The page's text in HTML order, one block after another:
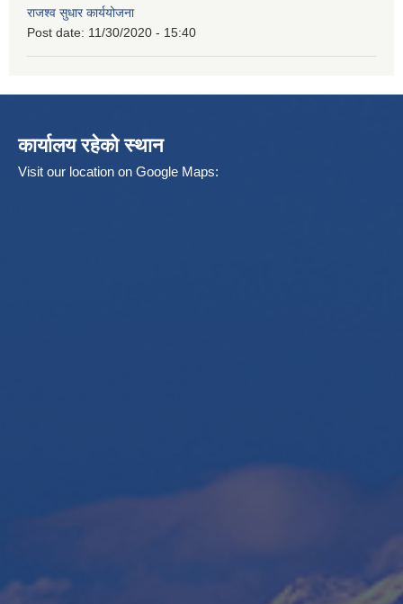
राजश्व सुधार कार्ययोजना
Post date: 11/30/2020 - 15:40
कार्यालय रहेको स्थान
Visit our location on Google Maps: